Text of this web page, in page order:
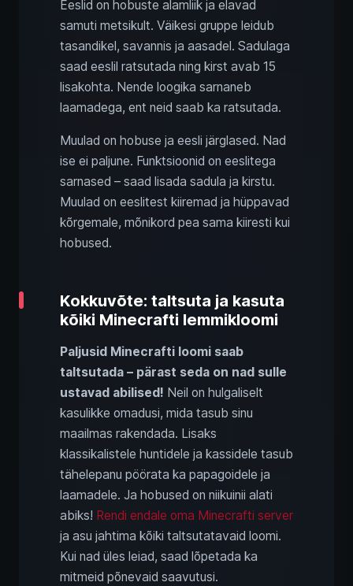
Eeslid on hobuste alamliik ja elavad
samuti metsikult. Väikesi gruppe leidub
tasandikel, savannis ja aasadel. Sadulaga
saad eeslil ratsutada ning kirst avab 15
lisakohta. Nende loogika sarnaneb
laamadega, ent neid saab ka ratsutada.
Muulad on hobuse ja eesli järglased. Nad
ise ei paljune. Funktsioonid on eeslitega
sarnased – saad lisada sadula ja kirstu.
Muulad on eeslitest kiiremad ja hüppavad
kõrgemale, mõnikord pea sama kiiresti kui
hobused.
Kokkuvõte: taltsuta ja kasuta
kõiki Minecrafti lemmikloomi
Paljusid Minecrafti loomi saab
taltsutada – pärast seda on nad sulle
ustavad abilised! Neil on hulgaliselt
kasulikke omadusi, mida tasub sinu
maailmas rakendada. Lisaks
klassikalistele huntidele ja kassidele tasub
tähelepanu pöörata ka papagoidele ja
laamadele. Ja hobused on niikuinii alati
abiks! Rendi endale oma Minecrafti server
ja asu jahtima kõiki taltsutatavaid loomi.
Kui nad üles leiad, saad lõpetada ka
mitmeid põnevaid saavutusi.